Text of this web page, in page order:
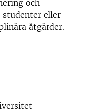
och
studenter eller
åtgärder.